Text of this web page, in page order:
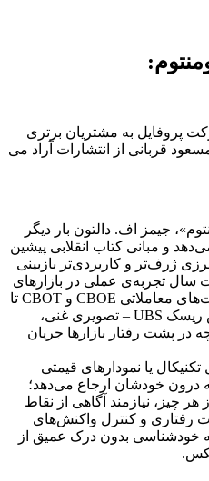
پروفایل به مشتریان برتری
قربانی از انتشارات آراد می
جیمز اف. دالتون بار دیگر
و مبانی کتاب انقلابی پیشین
ژرف‌تر و کاربردی‌تر بازبینی
سال تجربه‌ی عملی در بازارهای
مالی – از حضور اولیه‌اش در هیئت‌های معاملاتی CBOE و CBOT تا
مدیریت تحقیق در صندوق پوشش ریسک UBS – تصویری غنی،
در پشت رفتار بازارها جریان
تکنیکال یا نمودارهای قیمتی
درون خودشان ارجاع می‌دهد؛
چیز، نیازمند آگاهی از نقاط
رفتاری و کنترل واکنش‌های
بدون درک عمیق از